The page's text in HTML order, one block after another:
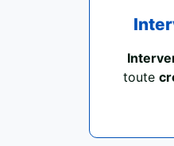
toute